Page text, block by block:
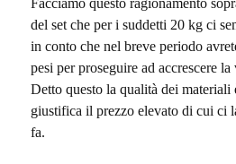
Facciamo questo ragionamento
del set che per i suddetti 20 kg ci
in conto che nel breve periodo
pesi per proseguire ad accrescere la
Detto questo la qualità dei materiali
giustifica il prezzo elevato di cui ci
fa.